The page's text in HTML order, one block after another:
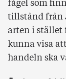
fågel som
tillstånd från
arten i stället
kunna visa
handeln ska